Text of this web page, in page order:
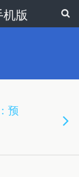
版
预